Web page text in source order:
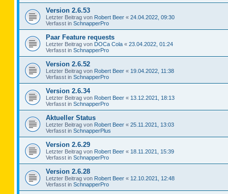
Version 2.6.53
Letzter Beitrag von Robert Beer « 24.04.2022, 09:30
Verfasst in SchnapperPro
Paar Feature requests
Letzter Beitrag von DOCa Cola « 23.04.2022, 01:24
Verfasst in SchnapperPro
Version 2.6.52
Letzter Beitrag von Robert Beer « 19.04.2022, 11:38
Verfasst in SchnapperPro
Version 2.6.34
Letzter Beitrag von Robert Beer « 13.12.2021, 18:13
Verfasst in SchnapperPro
Aktueller Status
Letzter Beitrag von Robert Beer « 25.11.2021, 13:03
Verfasst in SchnapperPlus
Version 2.6.29
Letzter Beitrag von Robert Beer « 18.11.2021, 15:39
Verfasst in SchnapperPro
Version 2.6.28
Letzter Beitrag von Robert Beer « 12.10.2021, 12:48
Verfasst in SchnapperPro